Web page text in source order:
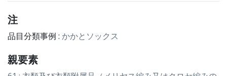
注
品目分類事例 : かかとソックス
親要素